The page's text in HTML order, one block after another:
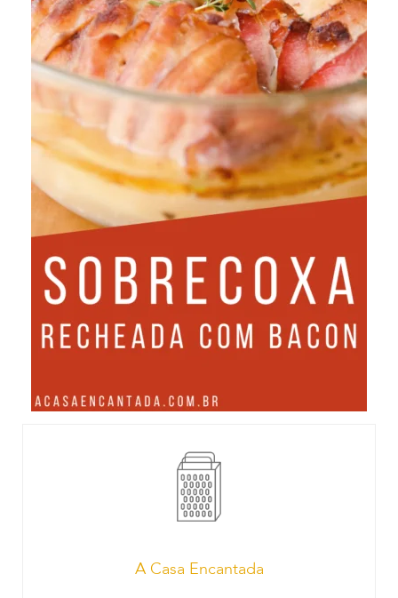
A Casa Encantada